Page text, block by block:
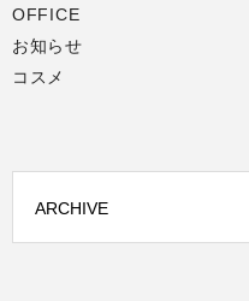
OFFICE
お知らせ
コスメ
ARCHIVE